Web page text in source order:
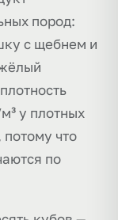
пород:
с щебнем и
у плотных
что
по